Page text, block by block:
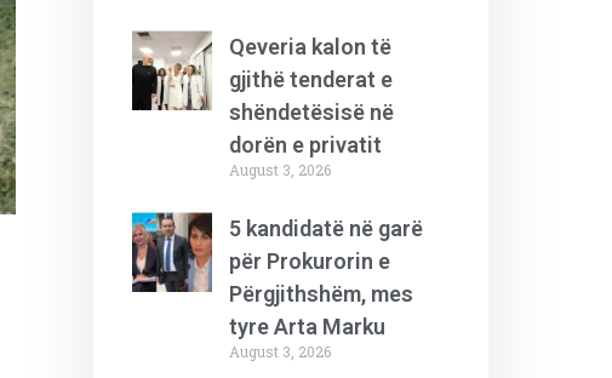
Qeveria kalon të
gjithë tenderat e
shëndetësisë në
dorën e privatit
August 3, 2026
5 kandidatë në garë
për Prokurorin e
Përgjithshëm, mes
tyre Arta Marku
August 3, 2026